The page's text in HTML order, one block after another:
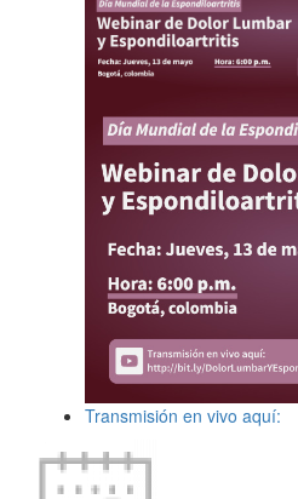
Transmisión en vivo aquí: